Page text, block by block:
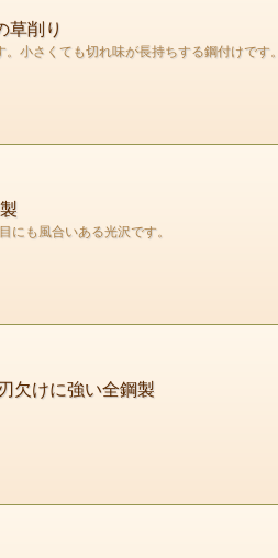
草削り
小さくても切れ味が長持ちする鋼付けです。
にも風合いある光沢です。
欠けに強い全鋼製